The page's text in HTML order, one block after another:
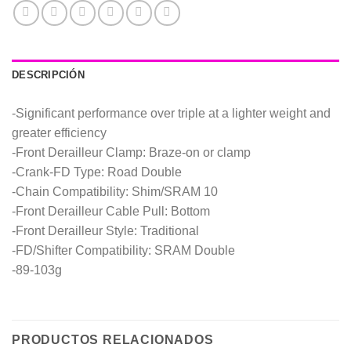
DESCRIPCIÓN
-Significant performance over triple at a lighter weight and
greater efficiency
-Front Derailleur Clamp: Braze-on or clamp
-Crank-FD Type: Road Double
-Chain Compatibility: Shim/SRAM 10
-Front Derailleur Cable Pull: Bottom
-Front Derailleur Style: Traditional
-FD/Shifter Compatibility: SRAM Double
-89-103g
PRODUCTOS RELACIONADOS